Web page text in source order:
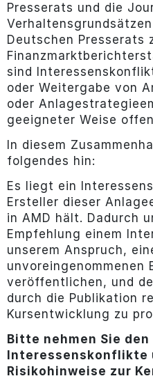
Presserats und die
Deutschen Presserats
sind
oder Weitergabe von
oder
geeigneter Weise
In diesem
folgendes hin:
Es liegt ein
Ersteller dieser
in AMD hält. Dadurch
Empfehlung einem
unserem Anspruch,
unvoreingenommenen
veröffentlichen, und
durch die Publikation
Kursentwicklung zu
Bitte nehmen Sie
Interessenskonflikte
Risikohinweise zur